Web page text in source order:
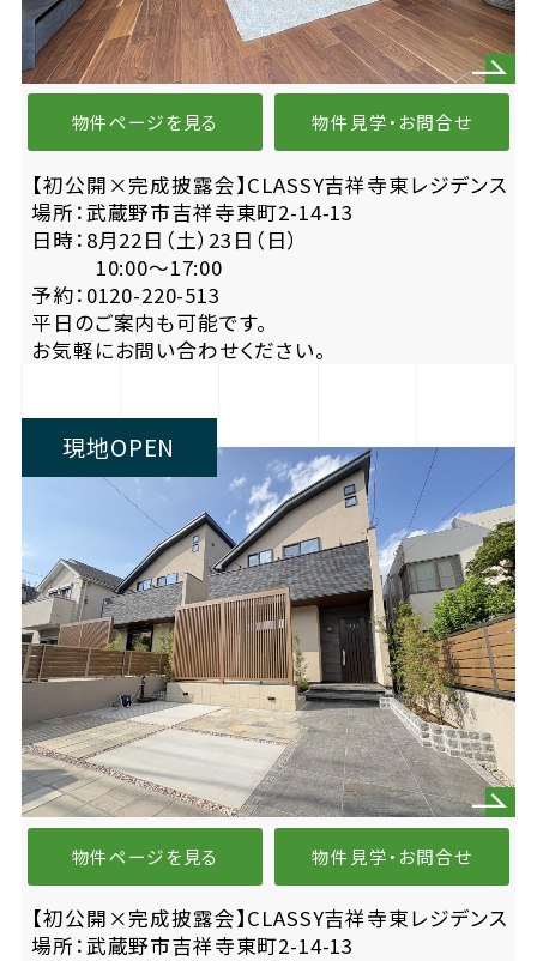
物件ページを見る 物件見学・お問合せ
【初公開×完成披露会】CLASSY吉祥寺東レジデンス
場所：武蔵野市吉祥寺東町2-14-13
日時：8月22日（土）23日（日）
10:00〜17:00
予約：0120-220-513
平日のご案内も可能です。
お気軽にお問い合わせください。
現地OPEN
物件ページを見る 物件見学・お問合せ
【初公開×完成披露会】CLASSY吉祥寺東レジデンス
場所：武蔵野市吉祥寺東町2-14-13